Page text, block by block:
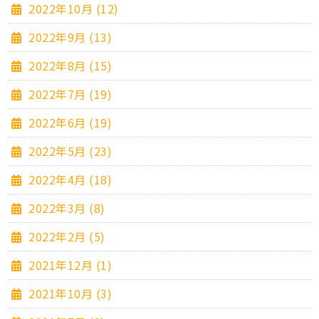
2022年10月 (12)
2022年9月 (13)
2022年8月 (15)
2022年7月 (19)
2022年6月 (19)
2022年5月 (23)
2022年4月 (18)
2022年3月 (8)
2022年2月 (5)
2021年12月 (1)
2021年10月 (3)